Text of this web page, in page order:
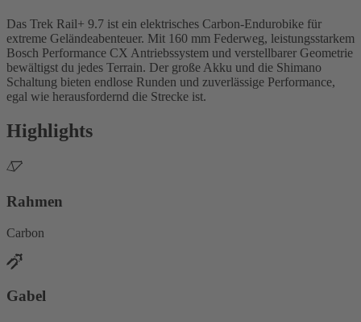
Das Trek Rail+ 9.7 ist ein elektrisches Carbon-Endurobike für
extreme Geländeabenteuer. Mit 160 mm Federweg, leistungsstarkem
Bosch Performance CX Antriebssystem und verstellbarer Geometrie
bewältigst du jedes Terrain. Der große Akku und die Shimano
Schaltung bieten endlose Runden und zuverlässige Performance,
egal wie herausfordernd die Strecke ist.
Highlights
Rahmen
Carbon
Gabel